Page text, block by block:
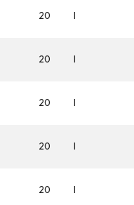
20 I
20 I
20 I
20 I
20 I